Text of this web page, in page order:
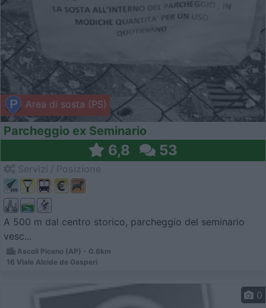
Area di sosta (PS)
Parcheggio ex Seminario
6,8 53
A 500 m dal centro storico, parcheggio del seminario
vesc...
Ascoli Piceno (AP) - 0.6km
16 Viale Alcide de Gasperi
0